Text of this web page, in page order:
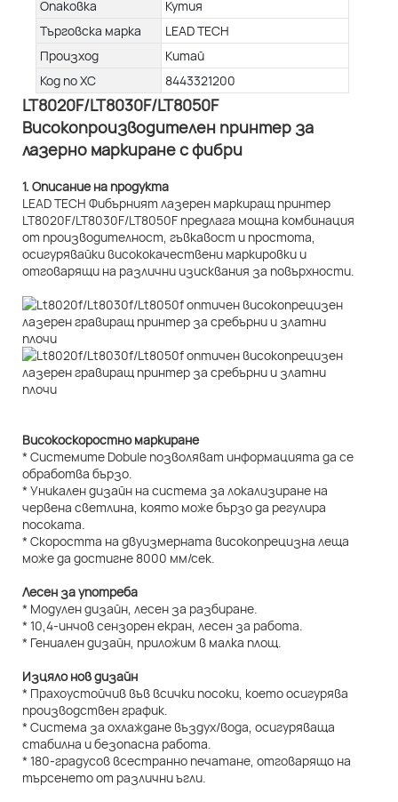
Опаковка
Кутия
Търговска марка
LEAD TECH
Произход
Китай
Код по ХС
8443321200
LT8020F/LT8030F/LT8050F
Високопроизводителен принтер за
лазерно маркиране с фибри
1. Описание на продукта
LEAD TECH Фибърният лазерен маркиращ принтер
LT8020F/LT8030F/LT8050F предлага мощна комбинация
от производителност, гъвкавост и простота,
осигурявайки висококачествени маркировки и
отговарящи на различни изисквания за повърхности.
Високоскоростно маркиране
* Системите Dobule позволяват информацията да се
обработва бързо.
* Уникален дизайн на система за локализиране на
червена светлина, която може бързо да регулира
посоката.
* Скоростта на двуизмерната високопрецизна леща
може да достигне 8000 мм/сек.
Лесен за употреба
* Модулен дизайн, лесен за разбиране.
* 10,4-инчов сензорен екран, лесен за работа.
* Гениален дизайн, приложим в малка площ.
Изцяло нов дизайн
* Прахоустойчив във всички посоки, което осигурява
производствен график.
* Система за охлаждане въздух/вода, осигуряваща
стабилна и безопасна работа.
* 180-градусов всестранно печатане, отговарящо на
търсенето от различни ъгли.